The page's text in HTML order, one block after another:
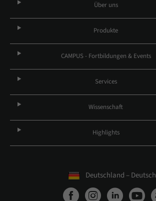
Über uns
Produkte
CAMPUS - Fortbildungen & Events
Services
Wissenschaft
Highlights
Deutschland – Deutsch